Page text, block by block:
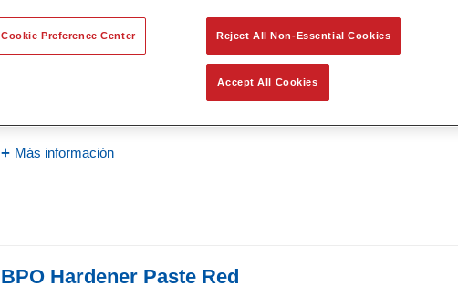
BPO Hardener Paste Blue
6L1BC 0.09 KG
Más información
BPO Hardener Paste Red
Reject All Non-Essential Cookies
Accept All Cookies
Cookie Preference Center